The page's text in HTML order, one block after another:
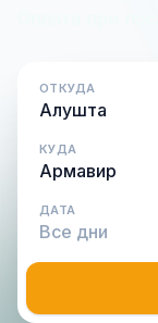
Оплата при
ОТКУДА
КУДА
ДАТА